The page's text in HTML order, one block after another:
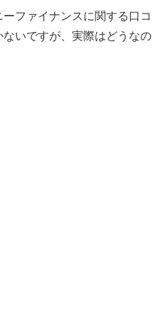
ファイナンスに関する口コ
いですが、実際はどうなの